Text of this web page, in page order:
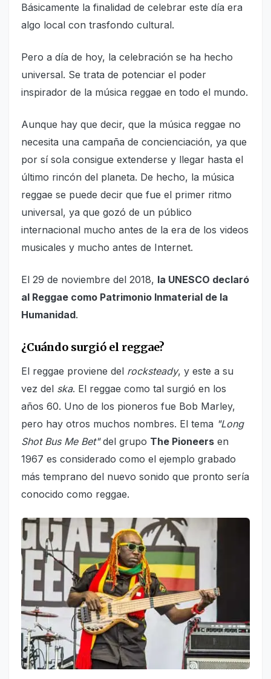
Básicamente la finalidad de celebrar este día era
algo local con trasfondo cultural.
Pero a día de hoy, la celebración se ha hecho
universal. Se trata de potenciar el poder
inspirador de la música reggae en todo el mundo.
Aunque hay que decir, que la música reggae no
necesita una campaña de concienciación, ya que
por sí sola consigue extenderse y llegar hasta el
último rincón del planeta. De hecho, la música
reggae se puede decir que fue el primer ritmo
universal, ya que gozó de un público
internacional mucho antes de la era de los videos
musicales y mucho antes de Internet.
El 29 de noviembre del 2018, la UNESCO declaró
al Reggae como Patrimonio Inmaterial de la
Humanidad.
¿Cuándo surgió el reggae?
El reggae proviene del rocksteady, y este a su
vez del ska. El reggae como tal surgió en los
años 60. Uno de los pioneros fue Bob Marley,
pero hay otros muchos nombres. El tema "Long
Shot Bus Me Bet"del grupo The Pioneers en
1967 es considerado como el ejemplo grabado
más temprano del nuevo sonido que pronto sería
conocido como reggae.